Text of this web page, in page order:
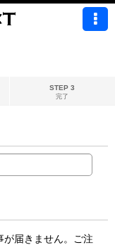
STEP 3
完了
が届きません。ご注